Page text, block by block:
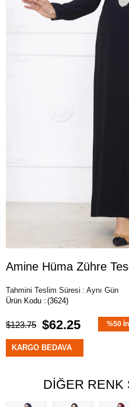
Amine Hüma Zühre
Tahmini Teslim Süresi : Aynı Gün
(3624)
$123.75 $62.25 %50
KARGO BEDAVA
DIĞER RENK